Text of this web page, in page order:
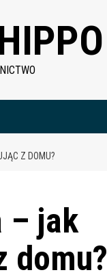
Z DOMU?
– jak
domu?